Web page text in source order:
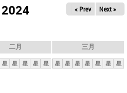
2024 « Prev Next »
二月
星 星 星 星 星
三月
星 星 星 星 星 星 星